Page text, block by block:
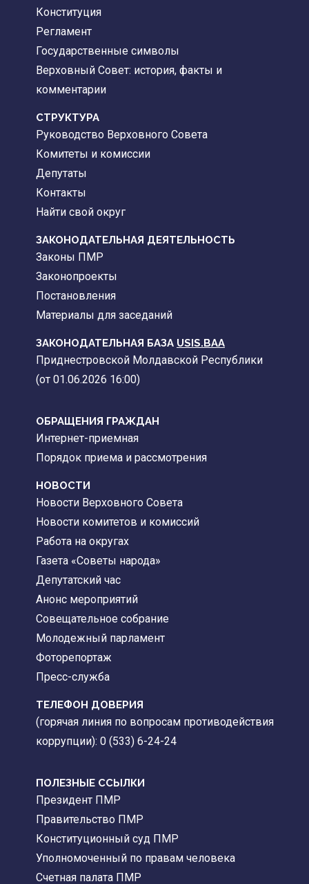
Конституция
Регламент
Государственные символы
Верховный Совет: история, факты и
комментарии
CТРУКТУРА
Руководство Верховного Совета
Комитеты и комиссии
Депутаты
Контакты
Найти свой округ
ЗАКОНОДАТЕЛЬНАЯ ДЕЯТЕЛЬНОСТЬ
Законы ПМР
Законопроекты
Постановления
Материалы для заседаний
ЗАКОНОДАТЕЛЬНАЯ БАЗА USIS.BAA
Приднестровской Молдавской Республики
(от 01.06.2026 16:00)
ОБРАЩЕНИЯ ГРАЖДАН
Интернет-приемная
Порядок приема и рассмотрения
НОВОСТИ
Новости Верховного Совета
Новости комитетов и комиссий
Работа на округах
Газета «Советы народа»
Депутатский час
Анонс мероприятий
Совещательное собрание
Молодежный парламент
Фоторепортаж
Пресс-служба
ТЕЛЕФОН ДОВЕРИЯ
(горячая линия по вопросам противодействия
коррупции): 0 (533) 6-24-24
ПОЛЕЗНЫЕ ССЫЛКИ
Президент ПМР
Правительство ПМР
Конституционный суд ПМР
Уполномоченный по правам человека
Счетная палата ПМР